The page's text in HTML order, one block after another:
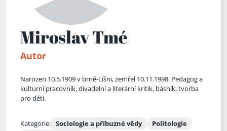
Miroslav Tmé
Autor
Narozen 10.5.1909 v brně-Líšni, zemřel 10.11.1998. Pedagog a
kulturní pracovník, divadelní a literární kritik, básník, tvorba
pro děti.
Kategorie: Sociologie a příbuzné vědy
Politologie